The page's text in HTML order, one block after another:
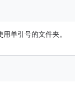
单引号的文件夹。